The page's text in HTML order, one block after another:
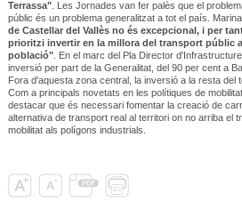
Terrassa". Les Jornades van fer palès que el
públic és un problema generalitzat a tot el país.
de Castellar del Vallès no és excepcional, i per
prioritzi invertir en la millora del transport públic
població". En el marc del Pla Director
inversió per part de la Generalitat, del 90 per cent a
Fora d'aquesta zona central, la inversió a la resta del
Com a principals novetats en les polítiques de
destacar que és necessari fomentar la creació de
alternativa de transport real al territori on no arriba el
mobilitat als polígons industrials.